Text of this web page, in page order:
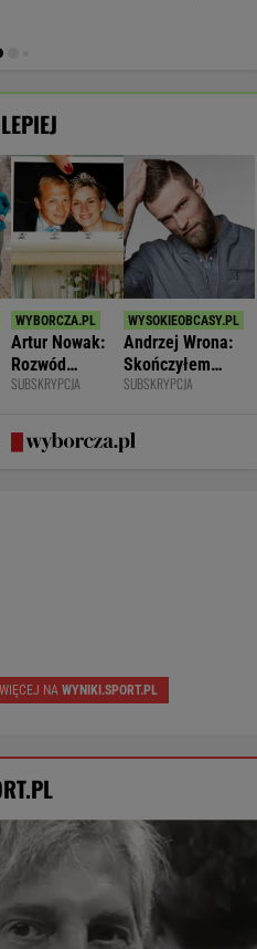
Artur Nowak:
Rozwód
odsłania dużo
prawda o
współmałżonku
SUBSKRYPCJA
Andrzej Wrona:
Skończyłem
karierę, bo
fajnym mężem i
ojcem
SUBSKRYPCJA
WIĘCEJ NAWYNIKI.SPORT.PL